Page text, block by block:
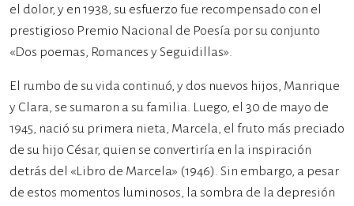
el dolor, y en 1938, su esfuerzo fue recompensado con el
prestigioso Premio Nacional de Poesía por su conjunto
«Dos poemas, Romances y Seguidillas».
El rumbo de su vida continuó, y dos nuevos hijos, Manrique
y Clara, se sumaron a su familia. Luego, el 30 de mayo de
1945, nació su primera nieta, Marcela, el fruto más preciado
de su hijo César, quien se convertiría en la inspiración
detrás del «Libro de Marcela» (1946). Sin embargo, a pesar
de estos momentos luminosos, la sombra de la depresión